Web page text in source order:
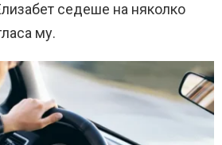
седеше на няколко
му.